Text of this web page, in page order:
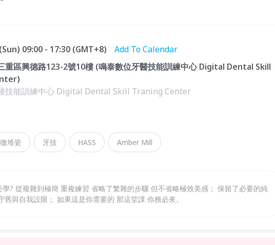
09:00 - 17:30 (GMT+8)
Add To Calendar
重區興德路123-2號10樓 (鳴泰數位牙醫技能訓練中心 Digital Dental Skill
技能訓練中心 Digital Dental Skill Traning Center
微堆瓷 牙技 HASS Amber Mill
學? 從複雜到極簡 重複練習 省略了繁雜的步驟 但不省略極致美感； 保留了必要的純
舊與自我設限； 如果這是你需要的 那這堂課 你務必來。